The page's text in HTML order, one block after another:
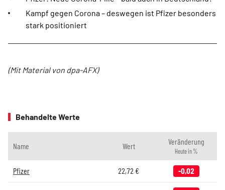
Kampf gegen Corona – deswegen ist Pfizer besonders
stark positioniert
(Mit Material von dpa-AFX)
Behandelte Werte
Name Wert Veränderung
Heute in %
Pfizer 22,72 € -0,02